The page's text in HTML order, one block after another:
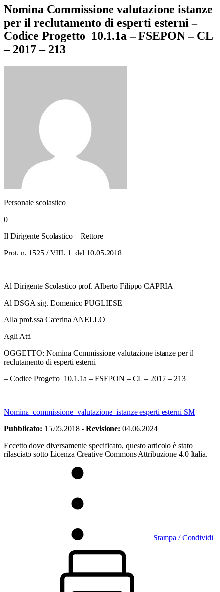
Nomina Commissione valutazione istanze
per il reclutamento di esperti esterni –
Codice Progetto 10.1.1a – FSEPON – CL
– 2017 – 213
Personale scolastico
0
Il Dirigente Scolastico – Rettore
Prot. n. 1525 / VIII. 1 del 10.05.2018
Al Dirigente Scolastico prof. Alberto Filippo CAPRIA
Al DSGA sig. Domenico PUGLIESE
Alla prof.ssa Caterina ANELLO
Agli Atti
OGGETTO: Nomina Commissione valutazione istanze per il
reclutamento di esperti esterni
– Codice Progetto 10.1.1a – FSEPON – CL – 2017 – 213
Nomina_commissione_valutazione_istanze esperti esterni SM
Pubblicato: 15.05.2018 - Revisione: 04.06.2024
Eccetto dove diversamente specificato, questo articolo è stato
rilasciato sotto Licenza Creative Commons Attribuzione 4.0 Italia.
Stampa / Condividi